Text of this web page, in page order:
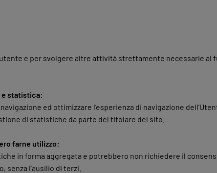
e per svolgere altre attività strettamente necessarie
e statistica:
ed ottimizzare l’esperienza di navigazione
di statistiche da parte del titolare del sito.
farne utilizzo:
in forma aggregata e potrebbero non richiedere il
l’ausilio di terzi.